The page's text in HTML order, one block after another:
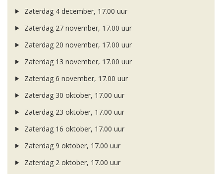
Zaterdag 4 december, 17.00 uur
Zaterdag 27 november, 17.00 uur
Zaterdag 20 november, 17.00 uur
Zaterdag 13 november, 17.00 uur
Zaterdag 6 november, 17.00 uur
Zaterdag 30 oktober, 17.00 uur
Zaterdag 23 oktober, 17.00 uur
Zaterdag 16 oktober, 17.00 uur
Zaterdag 9 oktober, 17.00 uur
Zaterdag 2 oktober, 17.00 uur